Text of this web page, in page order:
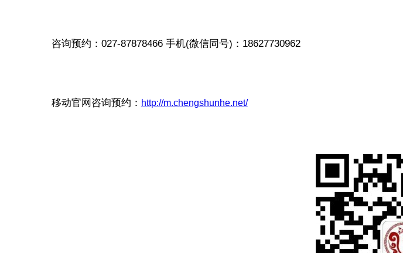
咨询预约：027-87878466 手机(微信同号)：18627730962
移动官网咨询预约： http://m.chengshunhe.net/